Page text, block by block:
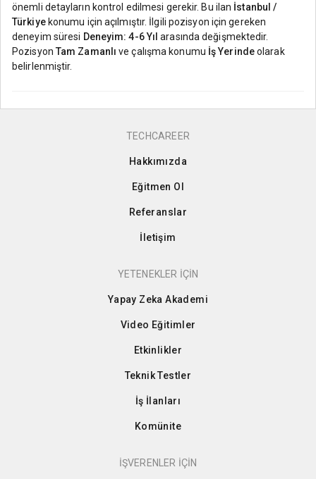
önemli detayların kontrol edilmesi gerekir. Bu ilan İstanbul /
Türkiyekonumu için açılmıştır. İlgili pozisyon için gereken
deneyim süresi Deneyim: 4-6 Yıl arasında değişmektedir.
Pozisyon Tam Zamanlı ve çalışma konumu İş Yerindeolarak
belirlenmiştir.
TECHCAREER
Hakkımızda
Eğitmen Ol
Referanslar
İletişim
YETENEKLER İÇİN
Yapay Zeka Akademi
Video Eğitimler
Etkinlikler
Teknik Testler
İş İlanları
Komünite
İŞVERENLER İÇİN